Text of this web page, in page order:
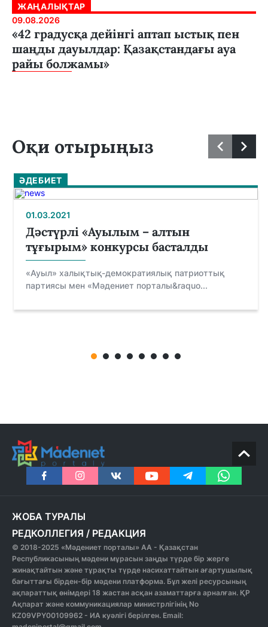
ЖАҢАЛЫҚТАР
09.08.2026
«42 градусқа дейінгі аптап ыстық пен
шаңды дауылдар: Қазақстандағы ауа
райы болжамы»
Оқи отырыңыз
ӘДЕБИЕТ
01.03.2021
Дәстүрлі «Ауылым – алтын
тұғырым» конкурсы басталды
«Ауыл» халықтық-демократиялық патриоттық
партиясы мен «Мәдениет порталы&raquo...
ЖОБА ТУРАЛЫ
РЕДКОЛЛЕГИЯ / РЕДАКЦИЯ
© 2018-2025 «Мәдениет порталы» АА - Қазақстан
Республикасының мәдени мұрасын заңды түрде бір жерге
жинақтайтын және тұрақты түрде насихаттайтын ағартушылық
бағыттағы бірден-бір мәдени платформа. Бұл желі ресурсының
ақпараттық өнімдері 18 жастан асқан азаматтарға арналған. ҚР
Ақпарат және коммуникациялар министрлігінің No
KZ09VPY00109962 - ИА куәлігі берілген. Email: